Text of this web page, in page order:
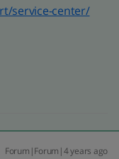
service-center/
Forum|Forum|4 years ago